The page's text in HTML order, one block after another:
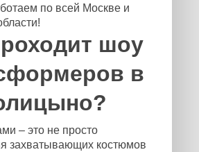
по всей Москве и
шоу
в
– это не просто
захватывающих костюмов